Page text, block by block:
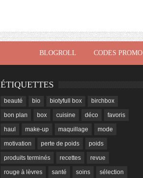
BLOGROLL CODES PROMO
ÉTIQUETTES
beauté bio biotyfull box birchbox
bon plan box cuisine déco favoris
haul make-up maquillage mode
motivation perte de poids poids
produits terminés recettes revue
rouge à lèvres santé soins sélection